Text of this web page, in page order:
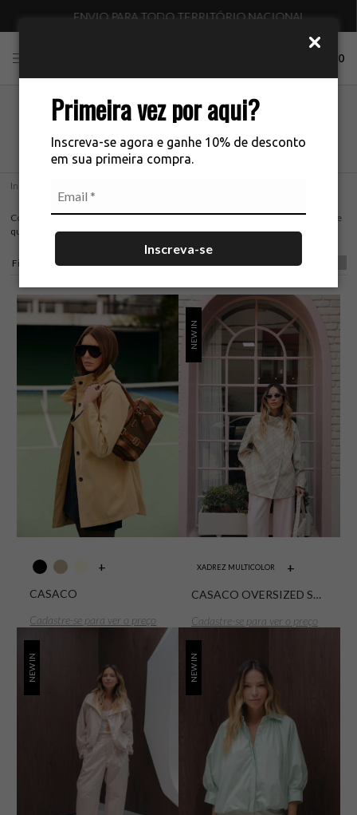
Primeira vez por aqui?
Inscreva-se agora e ganhe 10% de desconto
em sua primeira compra.
Inscreva-se
ENVIO PARA TODO TERRITÓRIO NACIONAL
0
CASACOS
Início
Compre camisas femininas no atacado direto da La Chocolê. Design refinado e
qualidade premium para revender com exclusividade.
Filtros
CASACO
Cadastre-se para ver o preço
+
NEW IN
CASACO OVERSIZED SARJA CARGO XADREZ
Cadastre-se para ver o preço
XADREZ MULTICOLOR +
NEW IN NEW IN